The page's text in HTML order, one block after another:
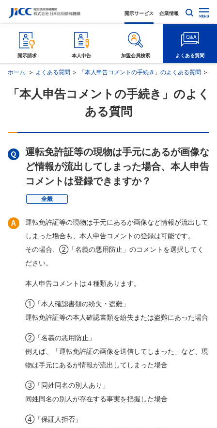
開示サービス 企業情報
開示請求 本人申告 加盟会員検索 よくある質問
ホーム よくある質問 「本人申告コメントの手続き」のよくある質問
「本人申告コメントの手続き」のよく
ある質問
運転免許証等の現物は手元にあるが画像な
ど情報が流出してしまった場合、本人申告
コメントは登録できますか？
全般
運転免許証等の現物は手元にあるが画像など情報が流出して
しまった場合も、本人申告コメントの登録は可能です。
その場合、②「名義の悪用防止」のコメントを選択してく
ださい。
本人申告コメントは４種類あります。
①「本人確認書類の紛失・盗難」
運転免許証等の本人確認書類を紛失または盗難にあった場合
②「名義の悪用防止」
例えば、「運転免許証の画像を送信してしまった」など、現
物は手元にあるが情報が流出してしまった場合
③「同姓同名の別人あり」
同姓同名の別人が存在する事実を把握した場合
④「保証人拒否」